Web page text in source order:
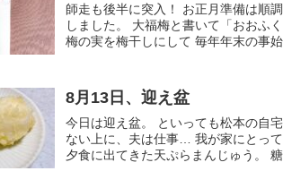
師走も後半に突入！ お正月準備は順
しました。 大福梅と書いて「おおふ
梅の実を梅干しにして 毎年年末の事
8月13日、迎え盆
今日は迎え盆。 といっても松本の自
ない上に、夫は仕事… 我が家にとっ
夕食に出てきた天ぷらまんじゅう。